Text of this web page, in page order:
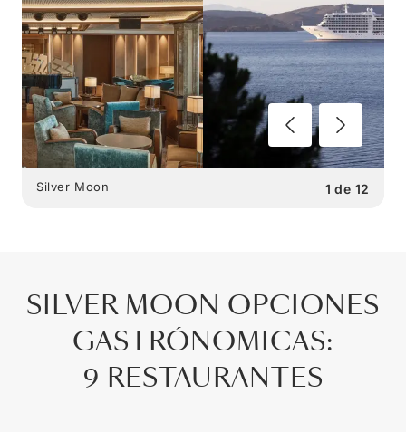
1 de 12
Silver Moon
SILVER MOON OPCIONES
GASTRÓNOMICAS:
9 RESTAURANTES